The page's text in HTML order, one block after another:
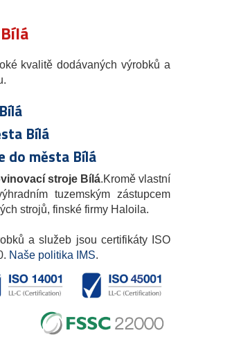
kvalitě dodávaných výrobků a
Bílá
do města Bílá
stroje Bílá.Kromě vlastní
tuzemským zástupcem
strojů, finské firmy Haloila.
a služeb jsou certifikáty ISO
Naše politika IMS.